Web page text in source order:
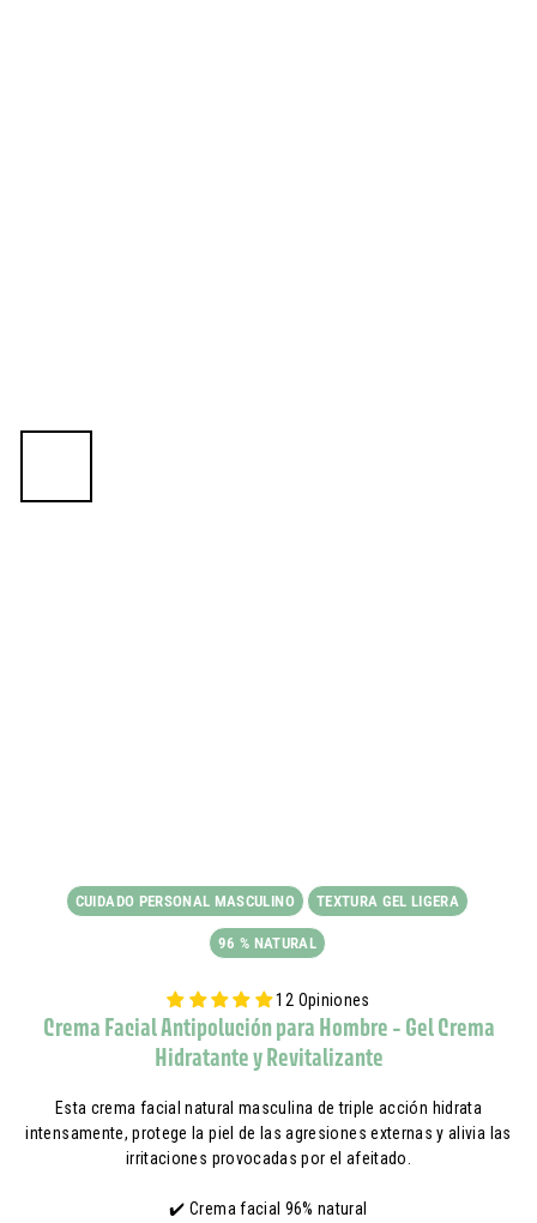
CUIDADO PERSONAL MASCULINO TEXTURA GEL LIGERA
96 % NATURAL
12 Opiniones
Crema Facial Antipolución para Hombre - Gel Crema
Hidratante y Revitalizante
Esta crema facial natural masculina de triple acción hidrata
intensamente, protege la piel de las agresiones externas y alivia las
irritaciones provocadas por el afeitado.
✔️ Crema facial 96% natural